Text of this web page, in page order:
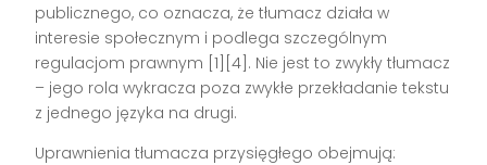
publicznego, co oznacza, że tłumacz działa w
interesie społecznym i podlega szczególnym
regulacjom prawnym [1][4]. Nie jest to zwykły tłumacz
– jego rola wykracza poza zwykłe przekładanie tekstu
z jednego języka na drugi.
Uprawnienia tłumacza przysięgłego obejmują: